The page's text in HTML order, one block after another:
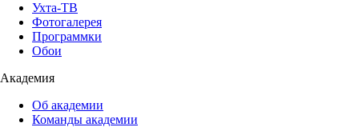
Ухта-ТВ
Фотогалерея
Программки
Обои
Академия
Об академии
Команды академии